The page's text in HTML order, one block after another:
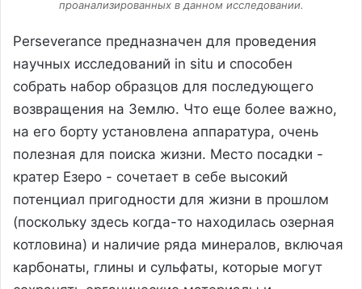
проанализированных в данном исследовании.
Perseverance предназначен для проведения
научных исследований in situ и способен
собрать набор образцов для последующего
возвращения на Землю. Что еще более важно,
на его борту установлена аппаратура, очень
полезная для поиска жизни. Место посадки -
кратер Езеро - сочетает в себе высокий
потенциал пригодности для жизни в прошлом
(поскольку здесь когда-то находилась озерная
котловина) и наличие ряда минералов, включая
карбонаты, глины и сульфаты, которые могут